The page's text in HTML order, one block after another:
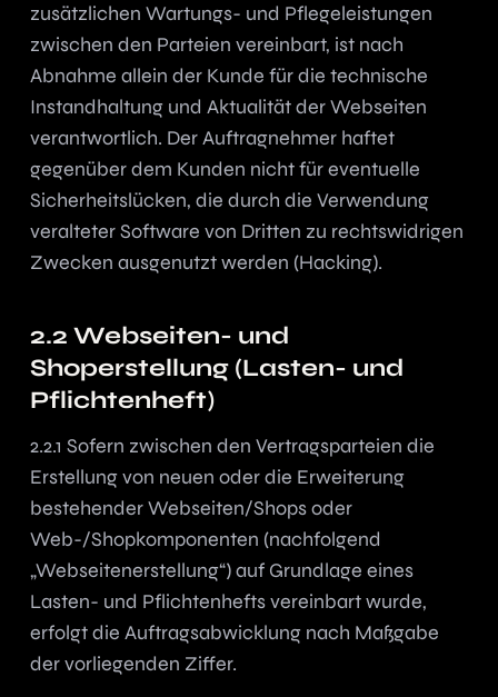
zusätzlichen Wartungs- und Pflegeleistungen
zwischen den Parteien vereinbart, ist nach
Abnahme allein der Kunde für die technische
Instandhaltung und Aktualität der Webseiten
verantwortlich. Der Auftragnehmer haftet
gegenüber dem Kunden nicht für eventuelle
Sicherheitslücken, die durch die Verwendung
veralteter Software von Dritten zu rechtswidrigen
Zwecken ausgenutzt werden (Hacking).
2.2 Webseiten- und
Shoperstellung (Lasten- und
Pflichtenheft)
2.2.1 Sofern zwischen den Vertragsparteien die
Erstellung von neuen oder die Erweiterung
bestehender Webseiten/Shops oder
Web-/Shopkomponenten (nachfolgend
„Webseitenerstellung“) auf Grundlage eines
Lasten- und Pflichtenhefts vereinbart wurde,
erfolgt die Auftragsabwicklung nach Maßgabe
der vorliegenden Ziffer.